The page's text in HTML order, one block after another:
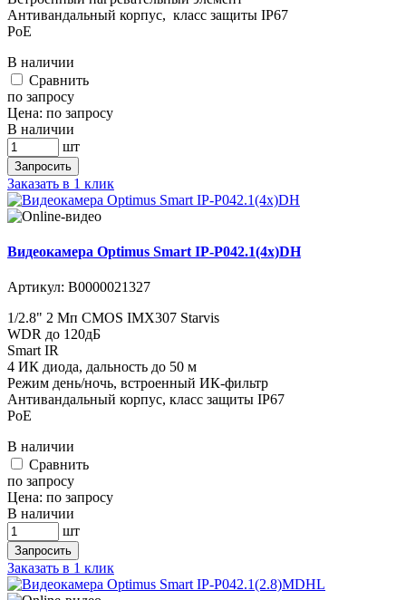
Антивандальный корпус, класс защиты IР67
PoE
В наличии
Cравнить
по запросу
Цена: по запросу
В наличии
шт
Запросить
Заказать в 1 клик
Видеокамера Optimus Smart IP-P042.1(4x)DH
Артикул: В0000021327
1/2.8" 2 Мп CMOS IMX307 Starvis
WDR до 120дБ
Smart IR
4 ИК диода, дальность до 50 м
Режим день/ночь, встроенный ИК-фильтр
Антивандальный корпус, класс защиты IР67
PoE
В наличии
Cравнить
по запросу
Цена: по запросу
В наличии
шт
Запросить
Заказать в 1 клик